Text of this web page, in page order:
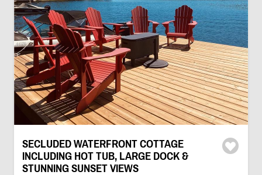
SECLUDED WATERFRONT COTTAGE
INCLUDING HOT TUB, LARGE DOCK &
STUNNING SUNSET VIEWS